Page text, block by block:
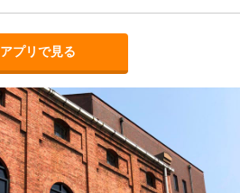
アプリで見る